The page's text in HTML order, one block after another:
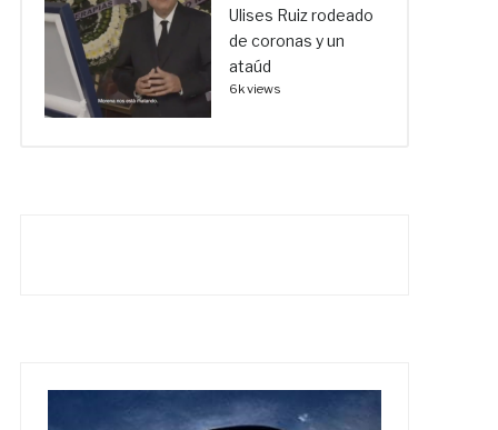
Ulises Ruiz rodeado
de coronas y un
ataúd
6k views